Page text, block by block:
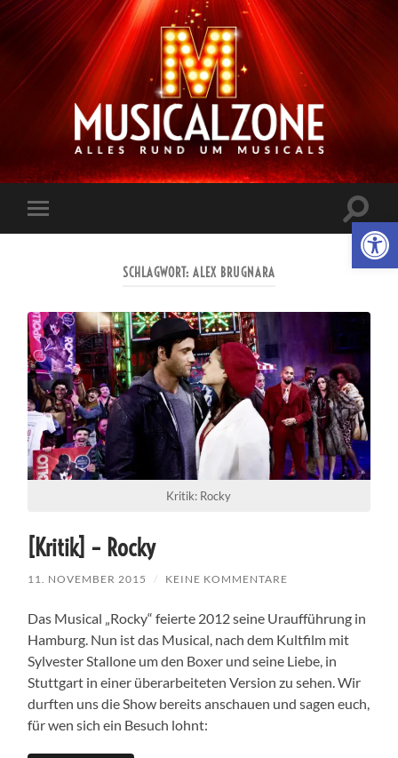
Musicalzone.de
Mobile-
Menü
ein-/
SCHLAGWORT: ALEX BRUGNARA
Kritik: Rocky
[Kritik] – Rocky
11. NOVEMBER 2015 / KEINE KOMMENTARE
Das Musical „Rocky“ feierte 2012 seine Uraufführung in
Hamburg. Nun ist das Musical, nach dem Kultfilm mit
Sylvester Stallone um den Boxer und seine Liebe, in
Stuttgart in einer überarbeiteten Version zu sehen. Wir
durften uns die Show bereits anschauen und sagen euch,
für wen sich ein Besuch lohnt: